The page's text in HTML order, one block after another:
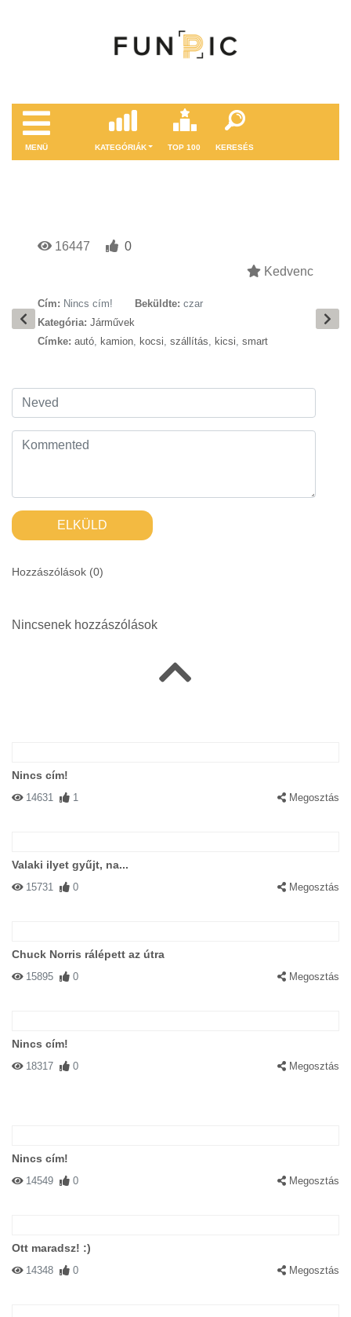
MENÜ KATEGÓRIÁK TOP 100 KERESÉS
16447
0
Kedvenc
Cím: Nincs cím! Beküldte: czar
Kategória: Járművek
Címke: autó, kamion, kocsi, szállítás, kicsi, smart
ELKÜLD
Hozzászólások (0)
Nincsenek hozzászólások
Nincs cím!
14631 1 Megosztás
Valaki ilyet gyűjt, na...
15731 0 Megosztás
Chuck Norris rálépett az útra
15895 0 Megosztás
Nincs cím!
18317 0 Megosztás
Nincs cím!
14549 0 Megosztás
Ott maradsz! :)
14348 0 Megosztás